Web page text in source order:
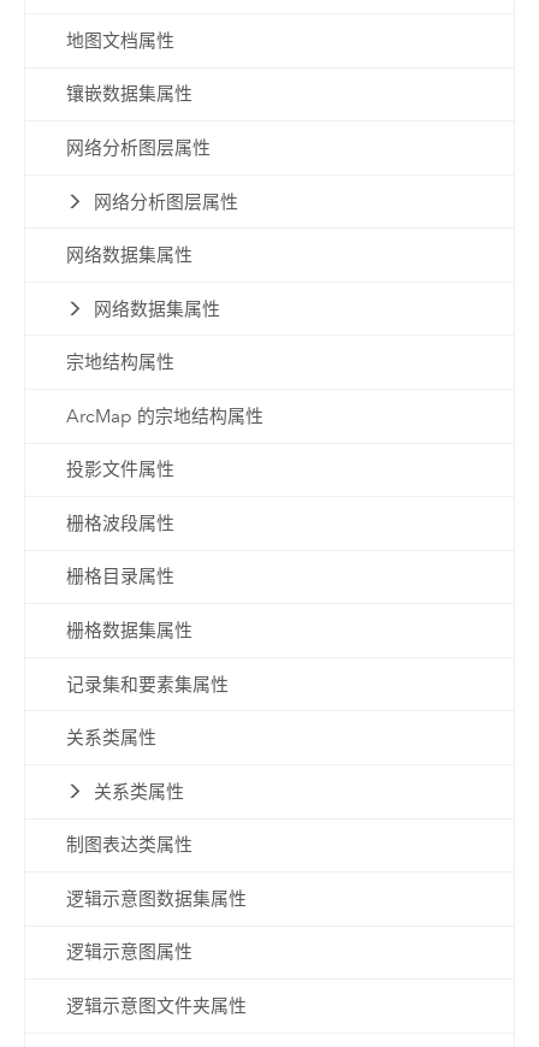
地图文档属性
镶嵌数据集属性
网络分析图层属性
网络分析图层属性
网络数据集属性
网络数据集属性
宗地结构属性
ArcMap 的宗地结构属性
投影文件属性
栅格波段属性
栅格目录属性
栅格数据集属性
记录集和要素集属性
关系类属性
关系类属性
制图表达类属性
逻辑示意图数据集属性
逻辑示意图属性
逻辑示意图文件夹属性